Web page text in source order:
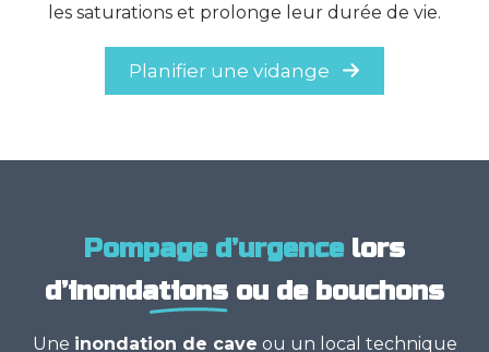
les saturations et prolonge leur durée de vie.
Planifier une vidange
Pompage d’urgence lors
d’inondations ou de bouchons
Une inondation de cave ou un local technique